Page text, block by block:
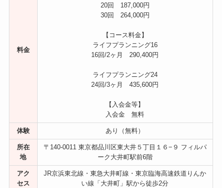
料金
20回 187,000円
30回 264,000円
【コース料金】
ライフプランニング16
16回/2ヶ月 290,400円
ライフプランニング24
24回/3ヶ月 435,600円
【入会金等】
入会金 無料
体験 あり（無料）
所在
地
〒140-0011 東京都品川区東大井５丁目１６−９ フィルパ
ーク大井町駅前6階
アク
セス
JR京浜東北線・東急大井町線・東京臨海高速鉄道りんか
い線「大井町」駅から徒歩2分